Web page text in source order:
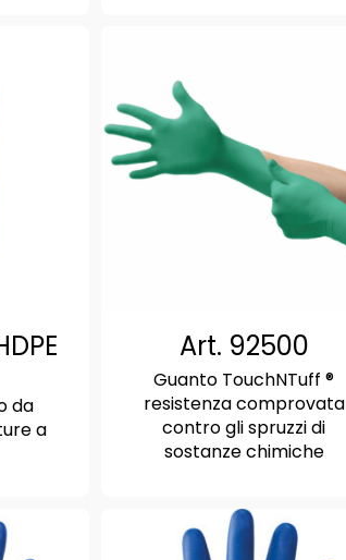
da
a
Art. 92500
Guanto TouchNTuff ®
resistenza comprovata
contro gli spruzzi di
sostanze chimiche